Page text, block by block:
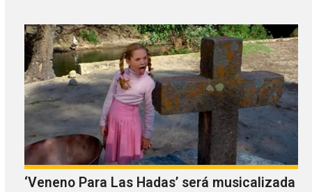
‘Veneno Para Las Hadas’ será musicalizada